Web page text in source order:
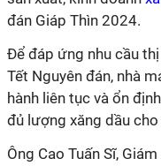
đán Giáp Thìn 2024.
Để đáp ứng nhu cầu
Tết Nguyên đán, nhà
hành liên tục và ổn
đủ lượng xăng dầu
Ông Cao Tuấn Sĩ,